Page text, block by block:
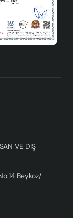
VE DIŞ
Beykoz/